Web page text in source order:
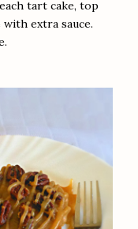
tart cake, top
extra sauce.